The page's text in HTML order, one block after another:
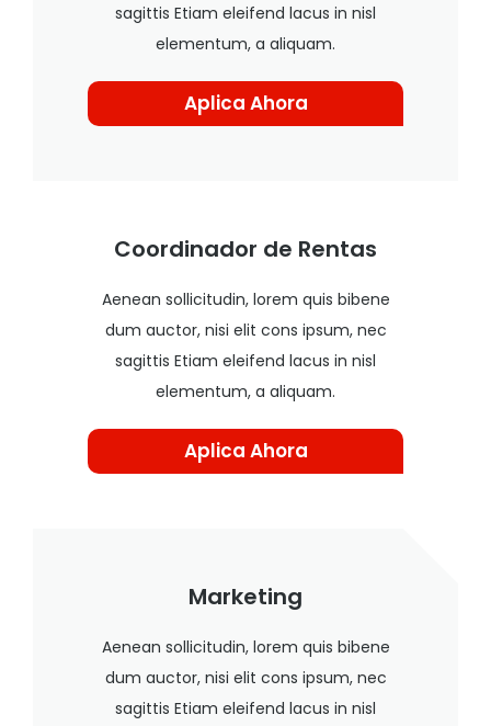
sagittis Etiam eleifend lacus in nisl
elementum, a aliquam.
Aplica Ahora
Coordinador de Rentas
Aenean sollicitudin, lorem quis bibene
dum auctor, nisi elit cons ipsum, nec
sagittis Etiam eleifend lacus in nisl
elementum, a aliquam.
Aplica Ahora
Marketing
Aenean sollicitudin, lorem quis bibene
dum auctor, nisi elit cons ipsum, nec
sagittis Etiam eleifend lacus in nisl